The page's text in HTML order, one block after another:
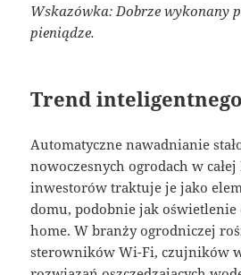
Wskazówka: Dobrze wykonany
pieniądze.
Trend
Automatyczne nawadnianie
nowoczesnych ogrodach w całej
inwestorów traktuje je jako
domu, podobnie jak oświetlenie
home. W branży ogrodniczej
sterowników Wi-Fi, czujników